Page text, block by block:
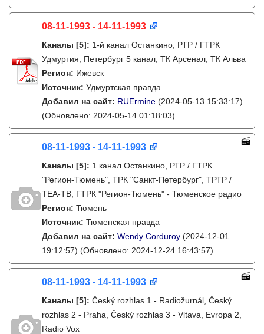
08-11-1993 - 14-11-1993
Каналы [5]: 1-й канал Останкино, РТР / ГТРК
Удмуртия, Петербург 5 канал, ТК Арсенал, ТК Альва
Регион: Ижевск
Источник: Удмуртская правда
Добавил на сайт: RUErmine (2024-05-13 15:33:17)
(Обновлено: 2024-05-14 01:18:03)
08-11-1993 - 14-11-1993
Каналы [5]: 1 канал Останкино, РТР / ГТРК
"Регион-Тюмень", ТРК "Санкт-Петербург", ТРТР /
ТЕА-ТВ, ГТРК "Регион-Тюмень" - Тюменское радио
Регион: Тюмень
Источник: Тюменская правда
Добавил на сайт: Wendy Corduroy (2024-12-01
19:12:57) (Обновлено: 2024-12-24 16:43:57)
08-11-1993 - 14-11-1993
Каналы [5]: Český rozhlas 1 - Radiožurnál, Český
rozhlas 2 - Praha, Český rozhlas 3 - Vltava, Evropa 2,
Radio Vox